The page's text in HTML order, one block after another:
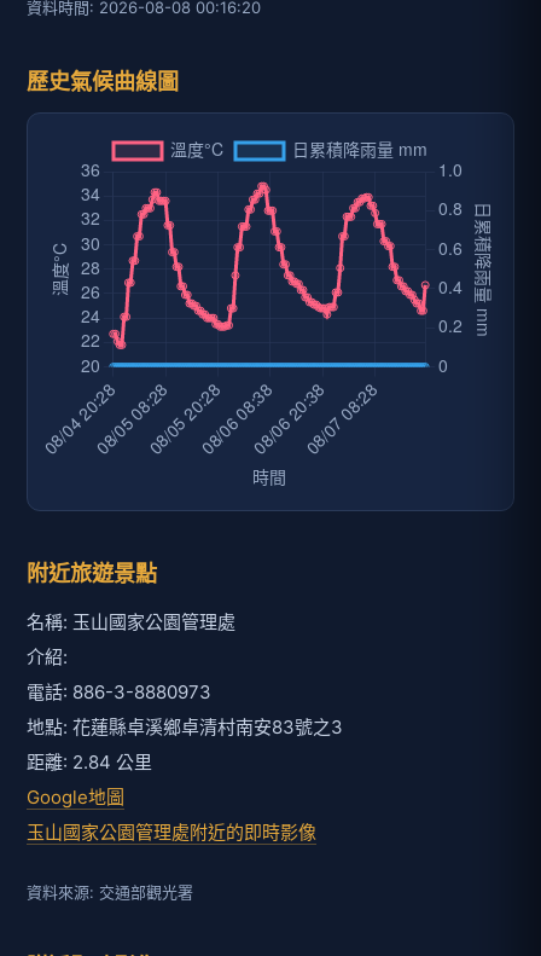
資料時間: 2026-08-08 00:16:20
歷史氣候曲線圖
附近旅遊景點
名稱: 玉山國家公園管理處
介紹:
電話: 886-3-8880973
地點: 花蓮縣卓溪鄉卓清村南安83號之3
距離: 2.84 公里
Google地圖
玉山國家公園管理處附近的即時影像
資料來源: 交通部觀光署